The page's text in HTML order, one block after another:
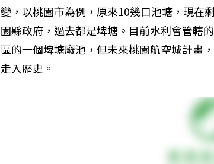
變，以桃園市為例，原來10幾口池塘，現在
園縣政府，過去都是埤塘。目前水利會管轄
區的一個埤塘廢池，但未來桃園航空城計畫
走入歷史。